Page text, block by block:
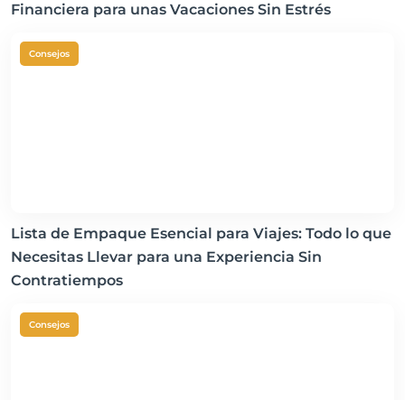
Financiera para unas Vacaciones Sin Estrés
Consejos
Lista de Empaque Esencial para Viajes: Todo lo que
Necesitas Llevar para una Experiencia Sin
Contratiempos
Consejos